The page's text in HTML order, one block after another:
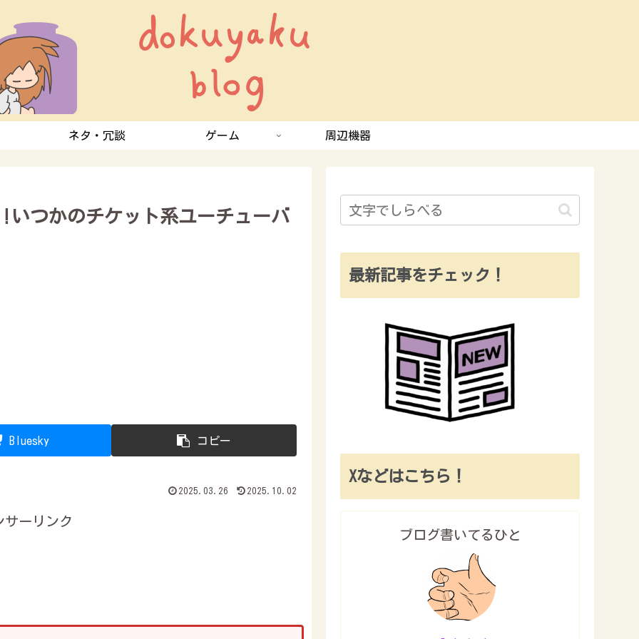
ネタ・冗談 ゲーム 周辺機器
つかのチケット系ユーチューバ
Bluesky コピー
2025.03.26 2025.10.02
サーリンク
最新記事をチェック！
Xなどはこちら！
ブログ書いてるひと